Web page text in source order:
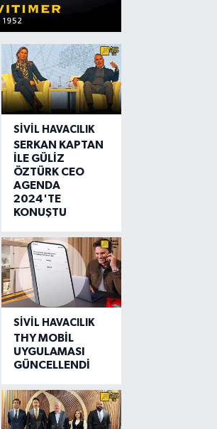
SIVIL HAVACILIK
SERKAN KAPTAN
İLE GÜLİZ
ÖZTÜRK CEO
AGENDA
2024'TE
KONUŞTU
SIVIL HAVACILIK
THY MOBİL
UYGULAMASI
GÜNCELLENDİ